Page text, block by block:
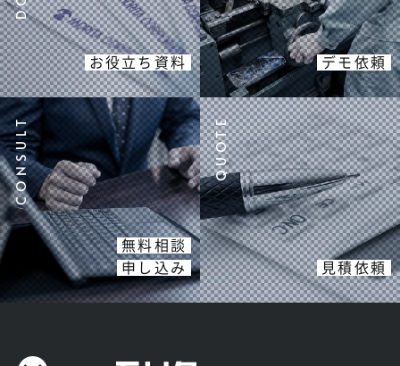
お役立ち資料 デモ依頼
無料相談
申し込み
見積依頼